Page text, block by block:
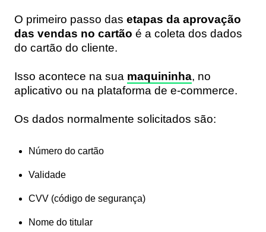
O primeiro passo das etapas da aprovação
das vendas no cartão é a coleta dos dados
do cartão do cliente.
Isso acontece na sua maquininha, no
aplicativo ou na plataforma de e-commerce.
Os dados normalmente solicitados são:
Número do cartão
Validade
CVV (código de segurança)
Nome do titular